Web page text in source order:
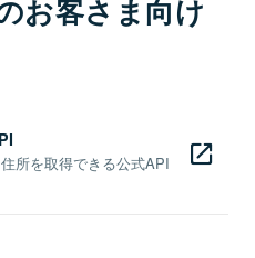
お客さま向け
所を取得できる公式API